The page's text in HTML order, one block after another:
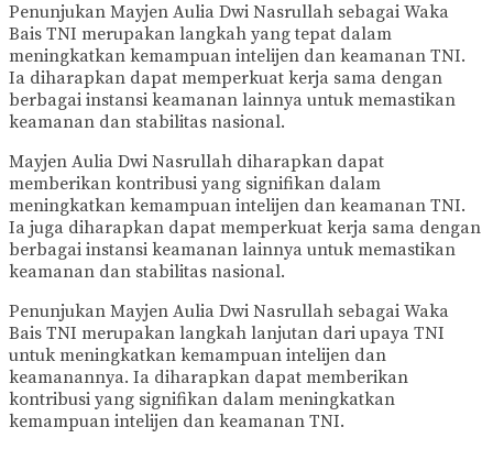
Penunjukan Mayjen Aulia Dwi Nasrullah sebagai Waka
Bais TNI merupakan langkah yang tepat dalam
meningkatkan kemampuan intelijen dan keamanan TNI.
Ia diharapkan dapat memperkuat kerja sama dengan
berbagai instansi keamanan lainnya untuk memastikan
keamanan dan stabilitas nasional.
Mayjen Aulia Dwi Nasrullah diharapkan dapat
memberikan kontribusi yang signifikan dalam
meningkatkan kemampuan intelijen dan keamanan TNI.
Ia juga diharapkan dapat memperkuat kerja sama dengan
berbagai instansi keamanan lainnya untuk memastikan
keamanan dan stabilitas nasional.
Penunjukan Mayjen Aulia Dwi Nasrullah sebagai Waka
Bais TNI merupakan langkah lanjutan dari upaya TNI
untuk meningkatkan kemampuan intelijen dan
keamanannya. Ia diharapkan dapat memberikan
kontribusi yang signifikan dalam meningkatkan
kemampuan intelijen dan keamanan TNI.